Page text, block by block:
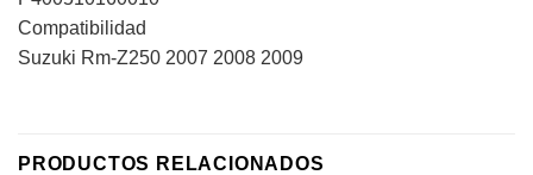
Compatibilidad
Suzuki Rm-Z250 2007 2008 2009
PRODUCTOS RELACIONADOS